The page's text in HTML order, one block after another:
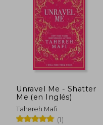
40%
dcto. S/
Unravel Me - Shatter
Me (en Inglés)
Tahereh Mafi
(1)